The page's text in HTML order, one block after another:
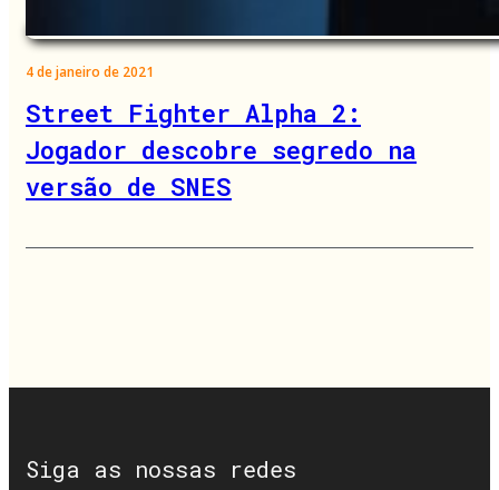
4 de janeiro de 2021
Street Fighter Alpha 2:
Jogador descobre segredo na
versão de SNES
Siga as nossas redes